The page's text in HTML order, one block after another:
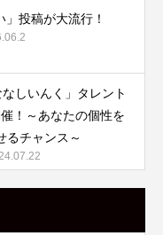
投稿が大流行！
しいんく」タレント
！～あなたの個性を
るチャンス～